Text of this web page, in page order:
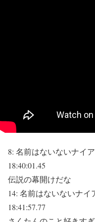
8: 名前はないないナイア
18:40:01.45
伝説の幕開けだな
14: 名前はないないナイ
18:41:57.77